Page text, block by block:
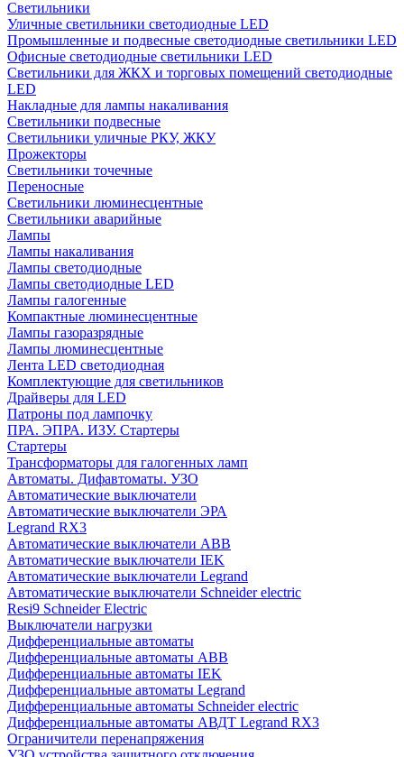
Светильники
Уличные светильники светодиодные LED
Промышленные и подвесные светодиодные светильники LED
Офисные светодиодные светильники LED
Светильники для ЖКХ и торговых помещений светодиодные
LED
Накладные для лампы накаливания
Светильники подвесные
Светильники уличные РКУ, ЖКУ
Прожекторы
Cветильники точечные
Переносные
Светильники люминесцентные
Светильники аварийные
Лампы
Лампы накаливания
Лампы светодиодные
Лампы светодиодные LED
Лампы галогенные
Компактные люминесцентные
Лампы газоразрядные
Лампы люминесцентные
Лента LED светодиодная
Комплектующие для светильников
Драйверы для LED
Патроны под лампочку
ПРА. ЭПРА. ИЗУ. Стартеры
Стартеры
Трансформаторы для галогенных ламп
Автоматы. Дифавтоматы. УЗО
Автоматические выключатели
Автоматические выключатели ЭРА
Legrand RX3
Автоматические выключатели ABB
Автоматические выключатели IEK
Автоматические выключатели Legrand
Автоматические выключатели Schneider electric
Resi9 Schneider Electric
Выключатели нагрузки
Дифференциальные автоматы
Дифференциальные автоматы ABB
Дифференциальные автоматы IEK
Дифференциальные автоматы Legrand
Дифференциальные автоматы Schneider electric
Дифференциальные автоматы АВДТ Legrand RX3
Ограничители перенапряжения